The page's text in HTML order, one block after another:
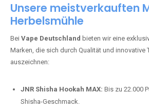
Unsere meistverkauften
Herbelsmühle
Bei Vape Deutschland bieten wir eine
Marken, die sich durch Qualität und innovative
auszeichnen:
JNR Shisha Hookah MAX: Bis zu 22.000
Shisha-Geschmack.